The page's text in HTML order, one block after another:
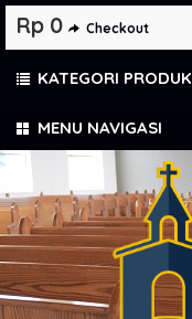
MENU NAVIGASI
Rp 0 Checkout
KATEGORI PRODUK